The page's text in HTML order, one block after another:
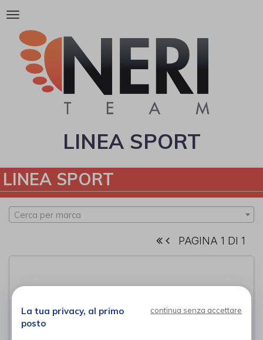
Attiva/disattiva
navigazione
LINEA SPORT
LINEA SPORT
Cerca per marca
PAGINA 1 DI 1
La tua privacy, al primo
posto
continua senza accettare